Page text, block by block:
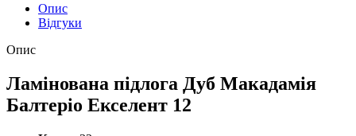
Опис
Відгуки
Опис
Ламінована підлога Дуб Макадамія
Балтеріо Екселент 12